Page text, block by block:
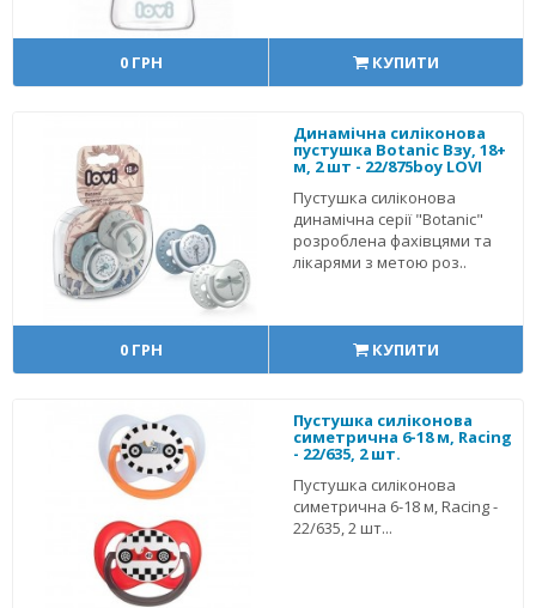
0 ГРН КУПИТИ
Динамічна силіконова
пустушка Botanic Взу, 18+
м, 2 шт - 22/875boy LOVI
Пустушка силіконова
динамічна серії "Botanic"
розроблена фахівцями та
лікарями з метою роз..
0 ГРН КУПИТИ
Пустушка силіконова
симетрична 6-18 м, Racing
- 22/635, 2 шт.
Пустушка силіконова
симетрична 6-18 м, Racing -
22/635, 2 шт...